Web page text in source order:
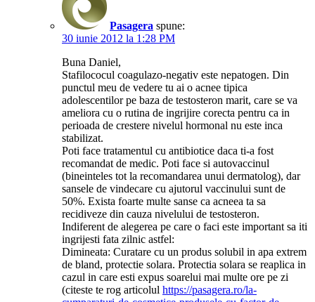
Pasagera spune:
30 iunie 2012 la 1:28 PM
Buna Daniel,
Stafilococul coagulazo-negativ este nepatogen. Din
punctul meu de vedere tu ai o acnee tipica
adolescentilor pe baza de testosteron marit, care se va
ameliora cu o rutina de ingrijire corecta pentru ca in
perioada de crestere nivelul hormonal nu este inca
stabilizat.
Poti face tratamentul cu antibiotice daca ti-a fost
recomandat de medic. Poti face si autovaccinul
(bineinteles tot la recomandarea unui dermatolog), dar
sansele de vindecare cu ajutorul vaccinului sunt de
50%. Exista foarte multe sanse ca acneea ta sa
recidiveze din cauza nivelului de testosteron.
Indiferent de alegerea pe care o faci este important sa iti
ingrijesti fata zilnic astfel:
Dimineata: Curatare cu un produs solubil in apa extrem
de bland, protectie solara. Protectia solara se reaplica in
cazul in care esti expus soarelui mai multe ore pe zi
(citeste te rog articolul https://pasagera.ro/la-